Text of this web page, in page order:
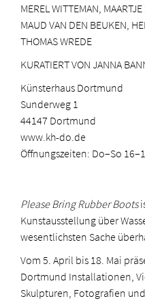
MEREL WITTEMAN,
MAUD VAN DEN BEUKEN,
THOMAS WREDE
KURATIERT VON JANNA
Künsterhaus Dortmund
Sunderweg 1
44147 Dortmund
www.kh-do.de
Öffnungszeiten: Do–So
Please Bring Rubber Boots
Kunstausstellung über
wesentlichsten Sache
Vom 5. April bis 18. Mai
Dortmund Installationen,
Skulpturen, Fotografien